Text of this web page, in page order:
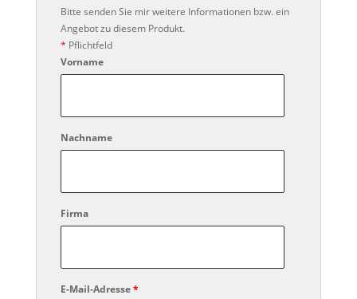
Bitte senden Sie mir weitere Informationen bzw. ein
Angebot zu diesem Produkt.
* Pflichtfeld
Vorname
Nachname
Firma
E-Mail-Adresse*